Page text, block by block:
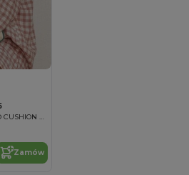
FAIRTRADE COTTON PIPED CUSHION COVER
Zamów